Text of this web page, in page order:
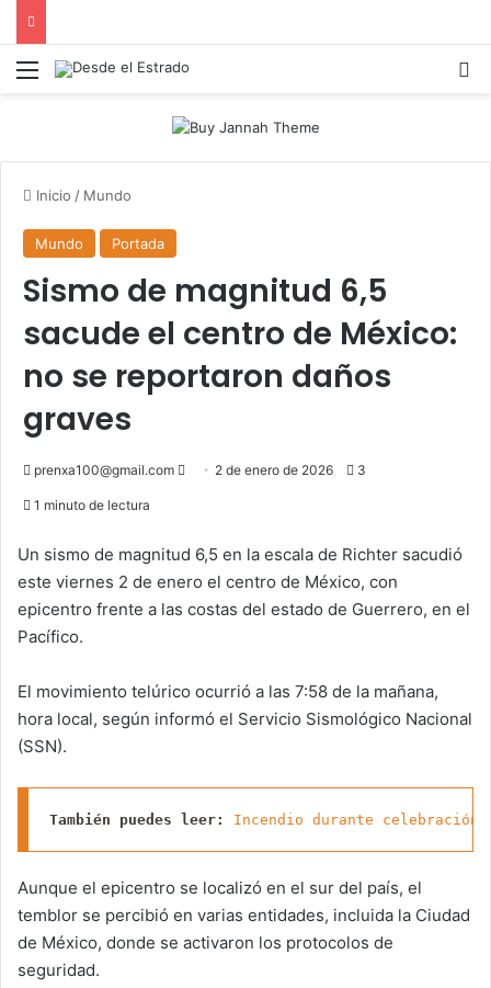
Menú
Inicio / Mundo
Mundo Portada
Sismo de magnitud 6,5
sacude el centro de México:
no se reportaron daños
graves
prenxa100@gmail.com
Send 2 de enero de 2026 3
1 minuto de lectura
Un sismo de magnitud 6,5 en la escala de Richter sacudió
este viernes 2 de enero el centro de México, con
epicentro frente a las costas del estado de Guerrero, en el
Pacífico.
El movimiento telúrico ocurrió a las 7:58 de la mañana,
hora local, según informó el Servicio Sismológico Nacional
(SSN).
También puedes leer: Incendio durante celebración
Aunque el epicentro se localizó en el sur del país, el
temblor se percibió en varias entidades, incluida la Ciudad
de México, donde se activaron los protocolos de
seguridad.